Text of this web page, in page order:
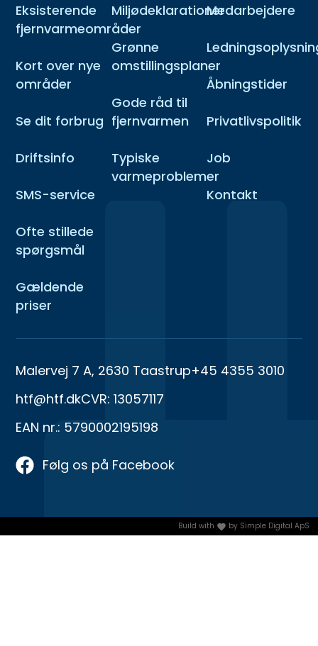
Eksisterende
fjernvarmeområder
Kort over nye
områder
Se dit forbrug
Driftsinfo
SMS-service
Ofte stillede
spørgsmål
Gældende
priser
Miljødeklarationer
Grønne
omstillingsplaner
Gode råd til
fjernvarmen
Typiske
varmeproblemer
Medarbejdere
Åbningstider
Privatlivspolitik
Job
Kontakt
Malervej 7 A, 2630 Taastrup+45 4355 3010
htf@htf.dkCVR: 13057117
EAN nr.: 5790002195198
Følg os på Facebook
Build with by Simple Digital ApS